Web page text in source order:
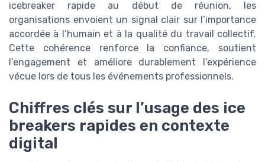
icebreaker rapide au début de réunion, les
organisations envoient un signal clair sur l’importance
accordée à l’humain et à la qualité du travail collectif.
Cette cohérence renforce la confiance, soutient
l’engagement et améliore durablement l’expérience
vécue lors de tous les événements professionnels.
Chiffres clés sur l’usage des ice
breakers rapides en contexte
digital